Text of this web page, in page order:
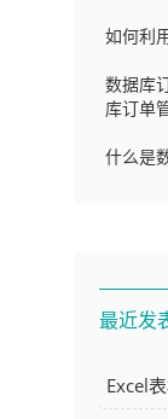
如何利
数据库
库订单
什么是
最近发
Excel